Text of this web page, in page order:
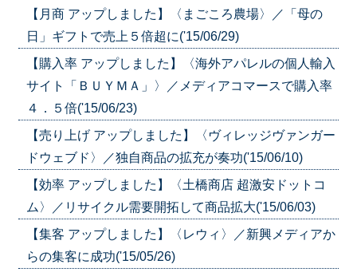
【月商 アップしました】〈まごころ農場〉／「母の
日」ギフトで売上５倍超に('15/06/29)
【購入率 アップしました】〈海外アパレルの個人輸入
サイト「ＢＵＹＭＡ」〉／メディアコマースで購入率
４．５倍('15/06/23)
【売り上げ アップしました】〈ヴィレッジヴァンガー
ドウェブド〉／独自商品の拡充が奏功('15/06/10)
【効率 アップしました】〈土橋商店 超激安ドットコ
ム〉／リサイクル需要開拓して商品拡大('15/06/03)
【集客 アップしました】〈レウィ〉／新興メディアか
らの集客に成功('15/05/26)